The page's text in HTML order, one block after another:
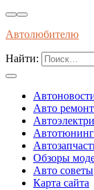
Автолюбителю
Найти:
Авто ремонт
Автотюнинг
Обзоры
Авто советы
Карта сайта